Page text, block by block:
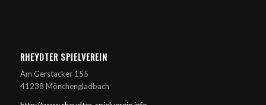
RHEYDTER SPIELVEREIN
Am Gerstacker 155
41238 Mönchengladbach